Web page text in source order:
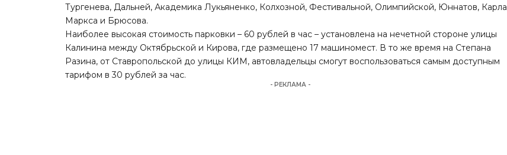
Тургенева, Дальней, Академика Лукьяненко, Колхозной, Фестивальной, Олимпийской, Юннатов, Карла
Маркса и Брюсова.
Наиболее высокая стоимость парковки – 60 рублей в час – установлена на нечетной стороне улицы
Калинина между Октябрьской и Кирова, где размещено 17 машиномест. В то же время на Степана
Разина, от Ставропольской до улицы КИМ, автовладельцы смогут воспользоваться самым доступным
тарифом в 30 рублей за час.
- РЕКЛАМА -